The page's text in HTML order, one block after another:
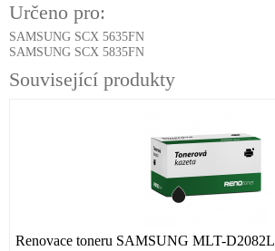
Určeno pro:
SAMSUNG SCX 5635FN
SAMSUNG SCX 5835FN
Související produkty
Renovace toneru SAMSUNG MLT-D2082L